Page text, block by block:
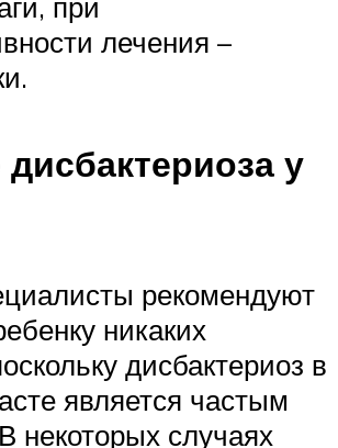
при
лечения –
у
рекомендуют
никаких
дисбактериоз в
является частым
некоторых случаях